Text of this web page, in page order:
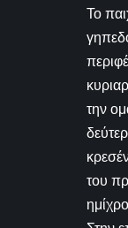
Το
την
του